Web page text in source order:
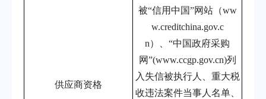
供应商资格
被“信用中国”网站（ww
w.creditchina.gov.c
n）、“中国政府采购
网”(www.ccgp.gov.cn)列
入失信被执行人、重大税
收违法案件当事人名单、